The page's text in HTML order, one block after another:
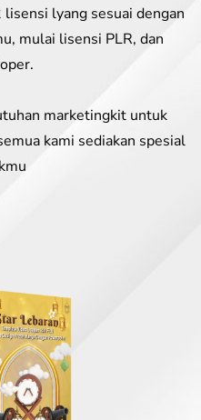
lyang sesuai dengan
mulai lisensi PLR, dan
marketingkit untuk
kami sediakan spesial